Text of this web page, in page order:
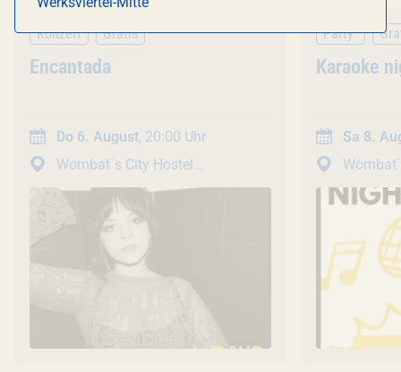
Konzert Gratis
Veranstaltung
Encantada
Do 6. August, 20:00 Uhr
Party
Karaoke
Sa 8.